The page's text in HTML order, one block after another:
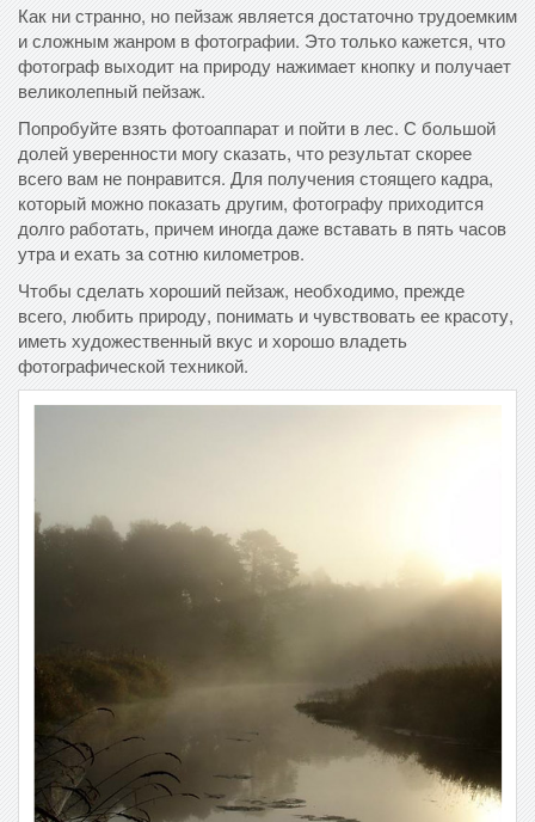
Как ни странно, но пейзаж является достаточно трудоемким
и сложным жанром в фотографии. Это только кажется, что
фотограф выходит на природу нажимает кнопку и получает
великолепный пейзаж.
Попробуйте взять фотоаппарат и пойти в лес. С большой
долей уверенности могу сказать, что результат скорее
всего вам не понравится. Для получения стоящего кадра,
который можно показать другим, фотографу приходится
долго работать, причем иногда даже вставать в пять часов
утра и ехать за сотню километров.
Чтобы сделать хороший пейзаж, необходимо, прежде
всего, любить природу, понимать и чувствовать ее красоту,
иметь художественный вкус и хорошо владеть
фотографической техникой.